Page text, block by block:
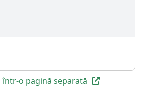
într-o pagină separată